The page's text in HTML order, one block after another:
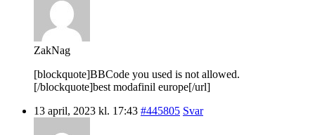
ZakNag
[blockquote]BBCode you used is not allowed.
[/blockquote]best modafinil europe[/url]
13 april, 2023 kl. 17:43 #445805 Svar